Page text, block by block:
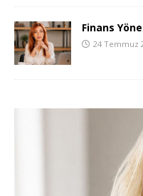
Finans
24 Temmuz